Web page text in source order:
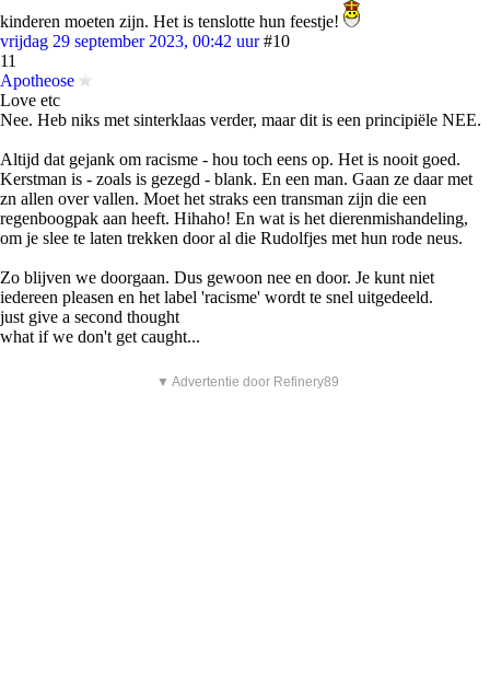
kinderen moeten zijn. Het is tenslotte hun feestje!
vrijdag 29 september 2023, 00:42 uur #10
11
Apotheose
Love etc
Nee. Heb niks met sinterklaas verder, maar dit is een principiële NEE.
Altijd dat gejank om racisme - hou toch eens op. Het is nooit goed.
Kerstman is - zoals is gezegd - blank. En een man. Gaan ze daar met
zn allen over vallen. Moet het straks een transman zijn die een
regenboogpak aan heeft. Hihaho! En wat is het dierenmishandeling,
om je slee te laten trekken door al die Rudolfjes met hun rode neus.
Zo blijven we doorgaan. Dus gewoon nee en door. Je kunt niet
iedereen pleasen en het label 'racisme' wordt te snel uitgedeeld.
just give a second thought
what if we don't get caught...
▼ Advertentie door Refinery89